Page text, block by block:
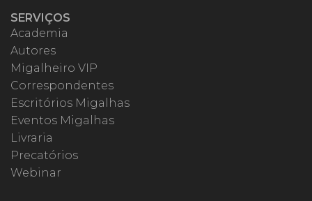
SERVIÇOS
Academia
Autores
Migalheiro VIP
Correspondentes
Escritórios Migalhas
Eventos Migalhas
Livraria
Precatórios
Webinar